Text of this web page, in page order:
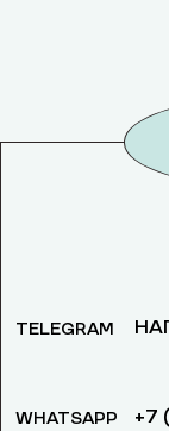
TELEGRAM
WHATSAPP +7